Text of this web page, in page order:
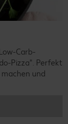
Carb-
Pizza". Perfekt
und